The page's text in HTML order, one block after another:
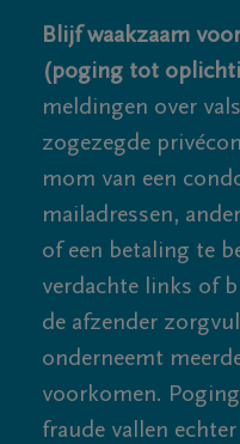
Blijf waakzaam
(poging tot
meldingen over
zogezegde
mom van een
mailadressen,
of een betaling te
verdachte links of
de afzender
onderneemt
voorkomen.
fraude vallen